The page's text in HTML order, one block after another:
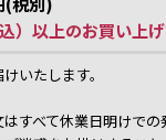
）以上のお買い上げ
いたします。
すべて休業日明けでの